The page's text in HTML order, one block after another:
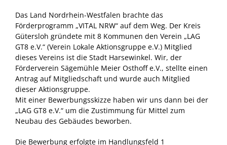
Das Land Nordrhein-Westfalen brachte das
Förderprogramm „VITAL NRW“ auf dem Weg. Der Kreis
Gütersloh gründete mit 8 Kommunen den Verein „LAG
GT8 e.V.“ (Verein Lokale Aktionsgruppe e.V.) Mitglied
dieses Vereins ist die Stadt Harsewinkel. Wir, der
Förderverein Sägemühle Meier Osthoff e.V., stellte einen
Antrag auf Mitgliedschaft und wurde auch Mitglied
dieser Aktionsgruppe.
Mit einer Bewerbungsskizze haben wir uns dann bei der
„LAG GT8 e.V.“ um die Zustimmung für Mittel zum
Neubau des Gebäudes beworben.
Die Bewerbung erfolgte im Handlungsfeld 1